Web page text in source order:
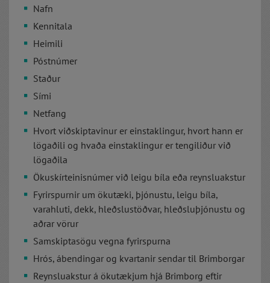
Nafn
Kennitala
Heimili
Póstnúmer
Staður
Sími
Netfang
Hvort viðskiptavinur er einstaklingur, hvort hann er
lögaðili og hvaða einstaklingur er tengiliður við
lögaðila
Ökuskírteinisnúmer við leigu bíla eða reynsluakstur
Fyrirspurnir um ökutæki, þjónustu, leigu bíla,
varahluti, dekk, hleðslustöðvar, hleðsluþjónustu og
aðrar vörur
Samskiptasögu vegna fyrirspurna
Hrós, ábendingar og kvartanir sendar til Brimborgar
Reynsluakstur á ökutækjum hjá Brimborg eftir